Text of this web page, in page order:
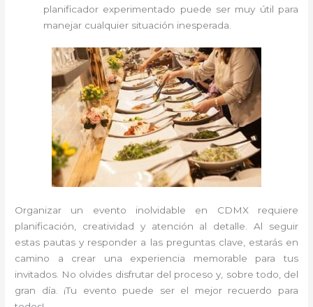
planificador experimentado puede ser muy útil para
manejar cualquier situación inesperada.
Organizar un evento inolvidable en CDMX requiere
planificación, creatividad y atención al detalle. Al seguir
estas pautas y responder a las preguntas clave, estarás en
camino a crear una experiencia memorable para tus
invitados. No olvides disfrutar del proceso y, sobre todo, del
gran día. ¡Tu evento puede ser el mejor recuerdo para